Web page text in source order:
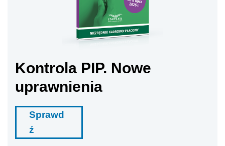
Kontrola PIP. Nowe
uprawnienia
Sprawd
ź